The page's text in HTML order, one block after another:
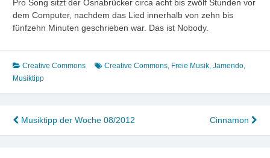
Pro Song sitzt der Osnabrücker circa acht bis zwölf Stunden vor
dem Computer, nachdem das Lied innerhalb von zehn bis
fünfzehn Minuten geschrieben war. Das ist Nobody.
Creative Commons Creative Commons, Freie Musik, Jamendo,
Musiktipp
Beitragsnavigation
Musiktipp der Woche 08/2012 Cinnamon